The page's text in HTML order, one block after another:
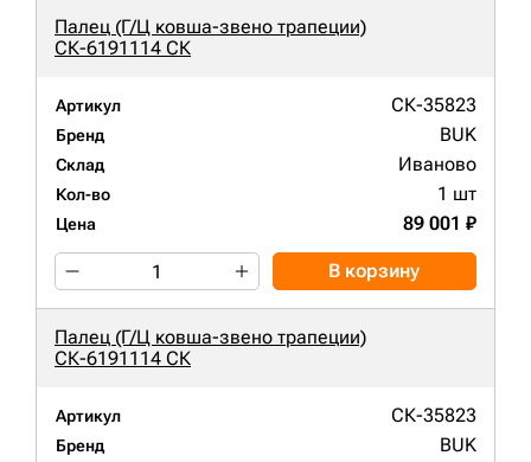
Палец (Г/Ц ковша-звено трапеции)
СК-6191114 СК
Артикул СК-35823
Бренд BUK
Склад Иваново
Кол-во 1 шт
Цена 89 001 ₽
В корзину
Палец (Г/Ц ковша-звено трапеции)
СК-6191114 СК
Артикул СК-35823
Бренд BUK